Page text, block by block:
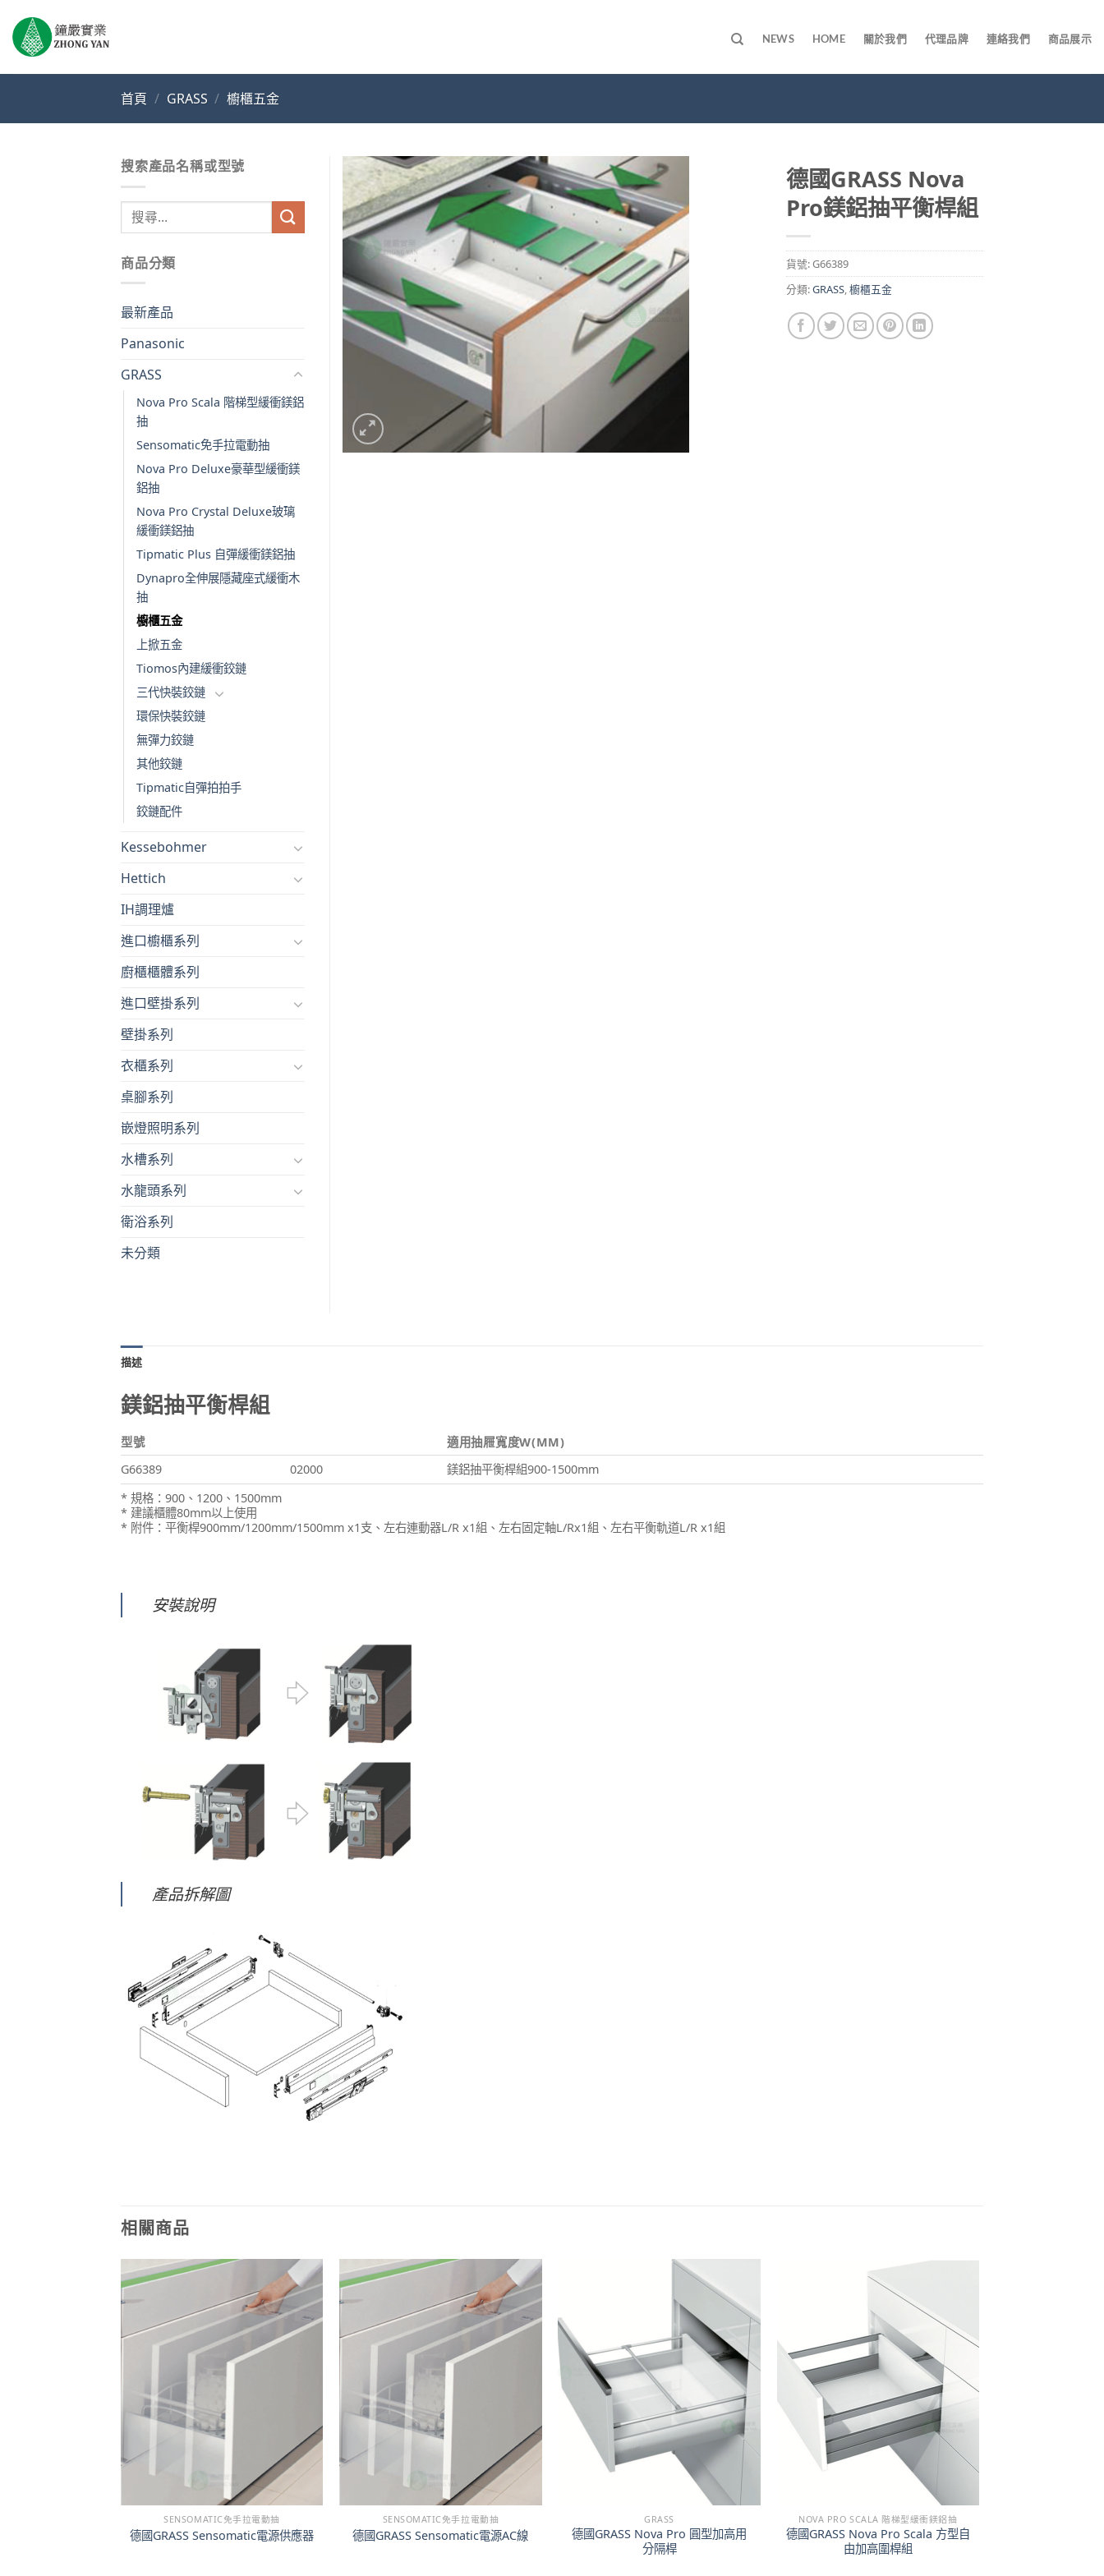
content
NEWS HOME 關於我們 代理品牌 連絡我們 商品展示
首頁 / GRASS / 櫥櫃五金
德國GRASS Nova
Pro鎂鋁抽平衡桿組
貨號:G66389
分類:GRASS,櫥櫃五金
搜索產品名稱或型號
鍵
字:
商品分類
最新產品
Panasonic
GRASS
Nova Pro Scala 階梯型緩衝鎂鋁
抽
Sensomatic免手拉電動抽
Nova Pro Deluxe豪華型緩衝鎂
鋁抽
Nova Pro Crystal Deluxe玻璃
緩衝鎂鋁抽
Tipmatic Plus 自彈緩衝鎂鋁抽
Dynapro全伸展隱藏座式緩衝木
抽
櫥櫃五金
上掀五金
Tiomos內建緩衝鉸鏈
三代快裝鉸鏈
環保快裝鉸鏈
無彈力鉸鏈
其他鉸鏈
Tipmatic自彈拍拍手
鉸鏈配件
Kessebohmer
Hettich
IH調理爐
進口櫥櫃系列
廚櫃櫃體系列
進口壁掛系列
壁掛系列
衣櫃系列
桌腳系列
嵌燈照明系列
水槽系列
水龍頭系列
衛浴系列
未分類
描述
鎂鋁抽平衡桿組
型號
適用抽屜寬度W(MM)
G66389
02000
鎂鋁抽平衡桿組900-1500mm
* 規格：900、1200、1500mm
* 建議櫃體80mm以上使用
* 附件：平衡桿900mm/1200mm/1500mm x1支、左右連動器L/R x1組、左右固定軸L/Rx1組、左右平衡軌道L/R x1組
安裝說明
產品拆解圖
相關商品
SENSOMATIC免手拉電動抽
德國GRASS Sensomatic電源供應器
SENSOMATIC免手拉電動抽
德國GRASS Sensomatic電源AC線
GRASS
德國GRASS Nova Pro 圓型加高用
分隔桿
NOVA PRO SCALA 階梯型緩衝鎂鋁抽
德國GRASS Nova Pro Scala 方型自
由加高圍桿組